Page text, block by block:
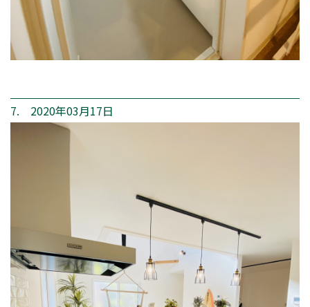
7. 2020年03月17日